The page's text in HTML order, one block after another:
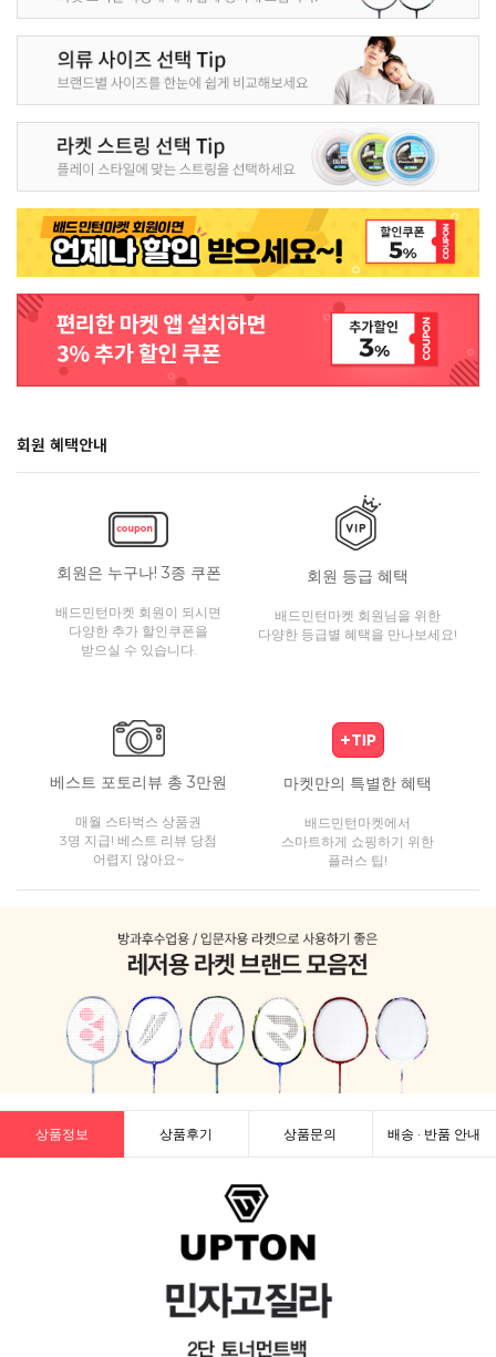
회원 혜택안내
회원은 누구나! 3종 쿠폰
배드민턴마켓 회원이 되시면
다양한 추가 할인쿠폰을
받으실 수 있습니다.
회원 등급 혜택
배드민턴마켓 회원님을 위한
다양한 등급별 혜택을 만나보세요!
베스트 포토리뷰 총 3만원
매월 스타벅스 상품권
3명 지급! 베스트 리뷰 당첨
어렵지 않아요~
마켓만의 특별한 혜택
배드민턴마켓에서
스마트하게 쇼핑하기 위한
플러스 팁!
상품정보 상품후기 상품문의 배송 · 반품 안내